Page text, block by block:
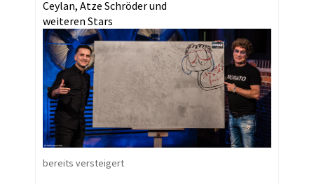
Ceylan, Atze Schröder und
weiteren Stars
bereits versteigert